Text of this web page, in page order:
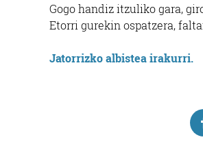
Gogo handiz itzuliko gara,
Etorri gurekin ospatzera,
Jatorrizko albistea irakurri.